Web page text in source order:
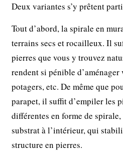
Deux variantes s’y prêtent
Tout d’abord, la spirale en
terrains secs et rocailleux. Il
pierres que vous y trouvez
rendent si pénible d’aménager
potagers, etc. De même que
parapet, il suffit d’empiler les
différentes en forme de
substrat à l’intérieur, qui
structure en pierres.